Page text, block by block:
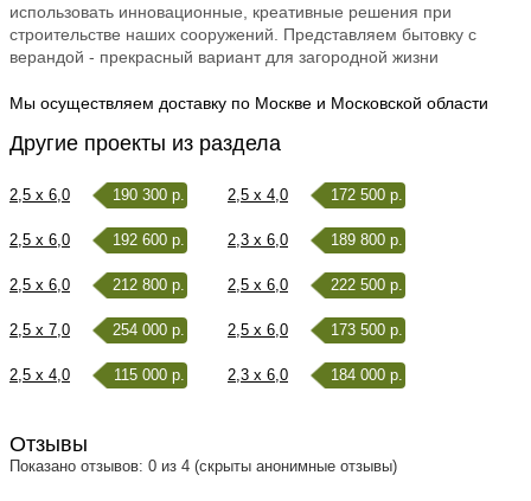
использовать инновационные, креативные решения при
строительстве наших сооружений. Представляем бытовку с
верандой - прекрасный вариант для загородной жизни
Мы осуществляем доставку по Москве и Московской области
Другие проекты из раздела
2,5 x 6,0 190 300 р. 2,5 x 4,0 172 500 р.
2,5 x 6,0 192 600 р. 2,3 x 6,0 189 800 р.
2,5 x 6,0 212 800 р. 2,5 x 6,0 222 500 р.
2,5 x 7,0 254 000 р. 2,5 x 6,0 173 500 р.
2,5 x 4,0 115 000 р. 2,3 x 6,0 184 000 р.
Отзывы
Показано отзывов: 0 из 4 (скрыты анонимные отзывы)